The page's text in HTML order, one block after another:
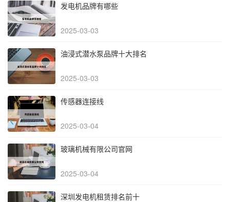
发电机品牌有哪些
2025-03-03
油浸式潜水泵品牌十大排名
2025-03-03
传感器连接线
2025-03-04
玻璃机械有限公司官网
2025-03-04
深圳发电机租赁排名前十